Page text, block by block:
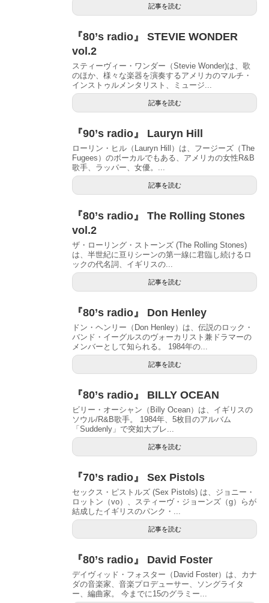
記事を読む
『80’s radio』 STEVIE WONDER
vol.2
スティーヴィー・ワンダー（Stevie Wonder)は、歌
のほか、様々な楽器を演奏するアメリカのマルチ・
インストゥルメンタリスト、ミュージ...
記事を読む
『90’s radio』 Lauryn Hill
ローリン・ヒル（Lauryn Hill）は、フージーズ（The
Fugees）のボーカルでもある、アメリカの女性R&B
歌手、ラッパー、女優。...
記事を読む
『80’s radio』 The Rolling Stones
vol.2
ザ・ローリング・ストーンズ (The Rolling Stones)
は、半世紀に亘りシーンの第一線に君臨し続けるロ
ックの代名詞、イギリスの...
記事を読む
『80’s radio』 Don Henley
ドン・ヘンリー（Don Henley）は、伝説のロック・
バンド・イーグルスのヴォーカリスト兼ドラマーの
メンバーとして知られる。 1984年の...
記事を読む
『80’s radio』 BILLY OCEAN
ビリー・オーシャン（Billy Ocean）は、イギリスの
ソウル/R&B歌手。 1984年、5枚目のアルバム
「Suddenly」で突如大ブレ...
記事を読む
『70’s radio』 Sex Pistols
セックス・ピストルズ (Sex Pistols) は、ジョニー・
ロットン（vo）、スティーヴ・ジョーンズ（g）らが
結成したイギリスのパンク・...
記事を読む
『80’s radio』 David Foster
デイヴィッド・フォスター（David Foster）は、カナ
ダの音楽家、音楽プロデューサー、ソングライタ
ー、編曲家。 今までに15のグラミー...